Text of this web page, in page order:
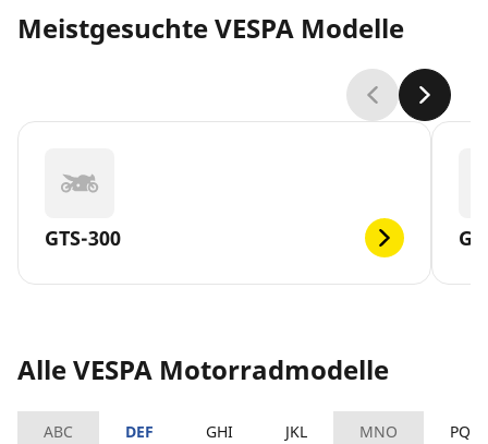
Meistgesuchte VESPA Modelle
GTS-300
Alle VESPA Motorradmodelle
ABC DEF GHI JKL MNO PQRS